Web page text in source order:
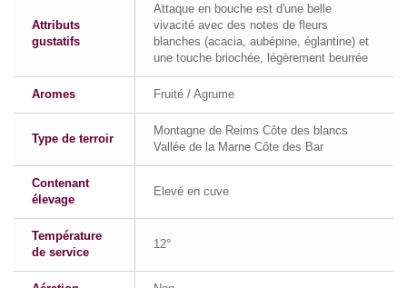
Attributs
gustatifs
Attaque en bouche est d'une belle
vivacité avec des notes de fleurs
blanches (acacia, aubépine, églantine) et
une touche briochée, légèrement beurrée
Aromes Fruité / Agrume
Type de terroir
Montagne de Reims Côte des blancs
Vallée de la Marne Côte des Bar
Contenant
élevage
Elevé en cuve
Température
de service
12°